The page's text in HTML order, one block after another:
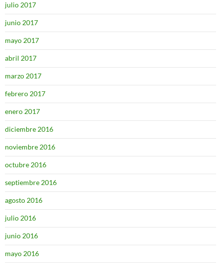
julio 2017
junio 2017
mayo 2017
abril 2017
marzo 2017
febrero 2017
enero 2017
diciembre 2016
noviembre 2016
octubre 2016
septiembre 2016
agosto 2016
julio 2016
junio 2016
mayo 2016